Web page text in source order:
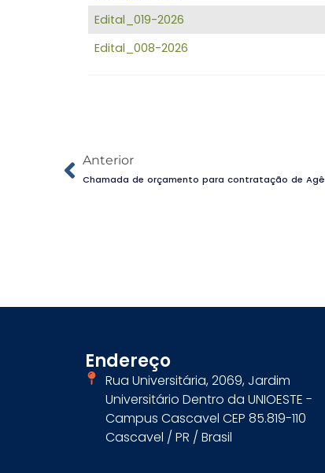
Edital_019-2026
Edital_008-2026
Anterior
Chamada de orçamento para contratação de
Endereço
Rua Universitária, 2069, Jardim
Universitário Dentro da UNIOESTE -
Campus Cascavel CEP 85.819-110
Cascavel / PR / Brasil